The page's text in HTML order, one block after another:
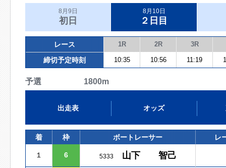
8月9日
初日
8月10日
２日目
レース 1R 2R 3R
締切予定時刻 10:35 10:56 11:19
予選 1800m
出走表 オッズ
着 枠 ボートレーサー レ
１ 6 5333 山下 智己